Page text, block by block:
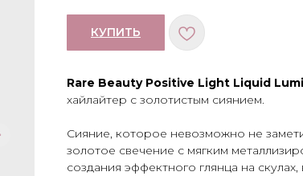
КУПИТЬ
Rare Beauty Positive Light Liquid
хайлайтер с золотистым сиянием.
Сияние, которое невозможно не
золотое свечение с мягким
создания эффектного глянца на скулах,